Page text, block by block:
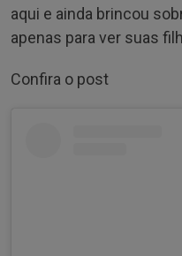
aqui e ainda brincou
apenas para ver suas
Confira o post